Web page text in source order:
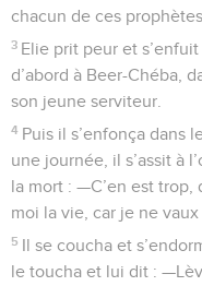
chacun de ces
3 Elie prit peur et
d’abord à Beer-Chéba,
son jeune serviteur.
4 Puis il s’enfonça dans
une journée, il s’assit à
la mort : —C’en est
moi la vie, car je ne
5 Il se coucha et
le toucha et lui dit :